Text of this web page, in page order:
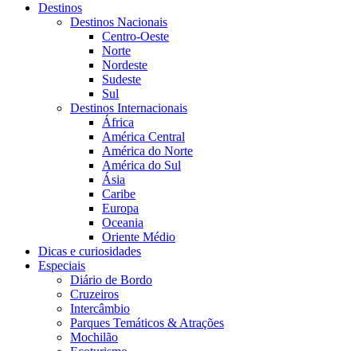
Destinos
Destinos Nacionais
Centro-Oeste
Norte
Nordeste
Sudeste
Sul
Destinos Internacionais
África
América Central
América do Norte
América do Sul
Ásia
Caribe
Europa
Oceania
Oriente Médio
Dicas e curiosidades
Especiais
Diário de Bordo
Cruzeiros
Intercâmbio
Parques Temáticos & Atrações
Mochilão